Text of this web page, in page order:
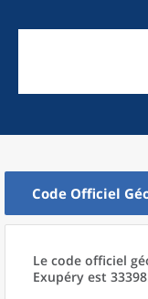
Code Officiel
Le code officiel
Exupéry est